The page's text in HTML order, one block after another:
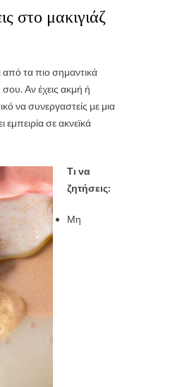
στο μακιγιάζ
από τα πιο σημαντικά
Αν έχεις ακμή ή
να συνεργαστείς με μια
σε ακνεϊκά
Τι να
ζητήσεις:
Μη